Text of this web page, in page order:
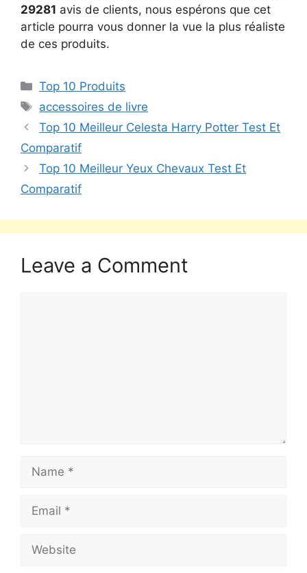
29281 avis de clients, nous espérons que cet
article pourra vous donner la vue la plus réaliste
de ces produits.
Top 10 Produits
accessoires de livre
Top 10 Meilleur Celesta Harry Potter Test Et
Comparatif
Top 10 Meilleur Yeux Chevaux Test Et
Comparatif
Leave a Comment